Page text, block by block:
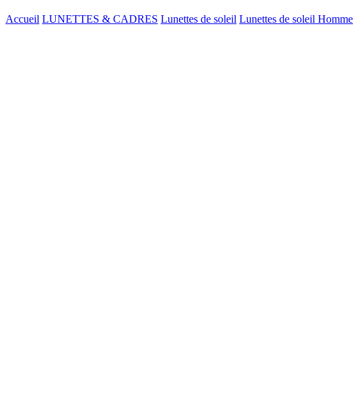
Accueil LUNETTES & CADRES Lunettes de soleil Lunettes de soleil Homme